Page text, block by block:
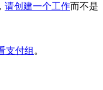
请创建一个工作而不是
支付组 。